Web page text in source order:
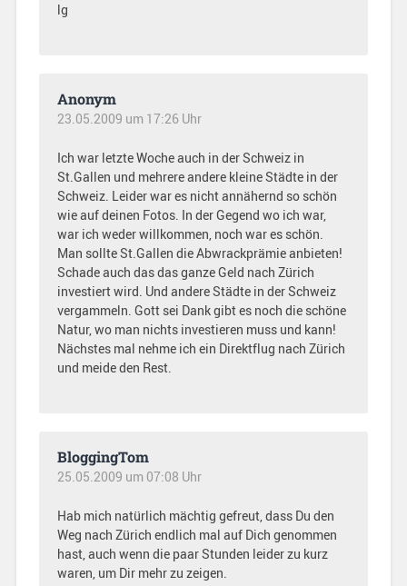
lg
Anonym
23.05.2009 um 17:26 Uhr
Ich war letzte Woche auch in der Schweiz in
St.Gallen und mehrere andere kleine Städte in der
Schweiz. Leider war es nicht annähernd so schön
wie auf deinen Fotos. In der Gegend wo ich war,
war ich weder willkommen, noch war es schön.
Man sollte St.Gallen die Abwrackprämie anbieten!
Schade auch das das ganze Geld nach Zürich
investiert wird. Und andere Städte in der Schweiz
vergammeln. Gott sei Dank gibt es noch die schöne
Natur, wo man nichts investieren muss und kann!
Nächstes mal nehme ich ein Direktflug nach Zürich
und meide den Rest.
BloggingTom
25.05.2009 um 07:08 Uhr
Hab mich natürlich mächtig gefreut, dass Du den
Weg nach Zürich endlich mal auf Dich genommen
hast, auch wenn die paar Stunden leider zu kurz
waren, um Dir mehr zu zeigen.